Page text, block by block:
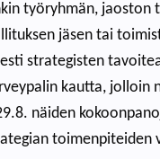
työryhmän, jaoston
jäsen tai
strategisten
kautta, jolloin
näiden
toimenpiteiden